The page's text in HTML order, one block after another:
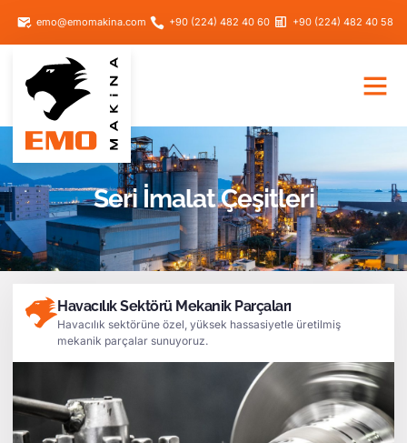
emo@emomakina.com +90 (224) 482 40 60 +90 (224) 482 40 58
Seri İmalat Çeşitleri
Havacılık Sektörü Mekanik Parçaları
Havacılık sektörüne özel, yüksek hassasiyetle üretilmiş
mekanik parçalar sunuyoruz.